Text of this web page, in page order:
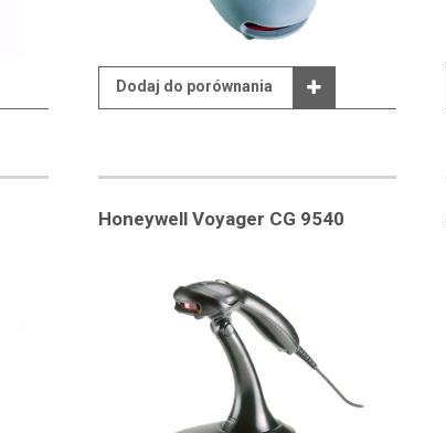
Dodaj do porównania
Honeywell Voyager CG 9540